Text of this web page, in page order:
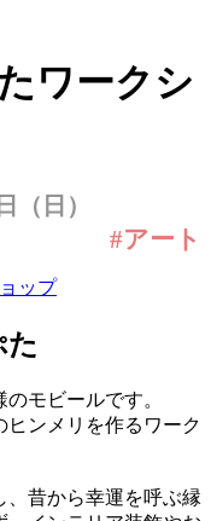
ワークシ
（日）
#アート
た
モビールです。
ンメリを作るワーク
昔から幸運を呼ぶ縁